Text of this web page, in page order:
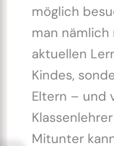
möglich
man
aktuellen
Kindes,
Eltern – und
Mitunter